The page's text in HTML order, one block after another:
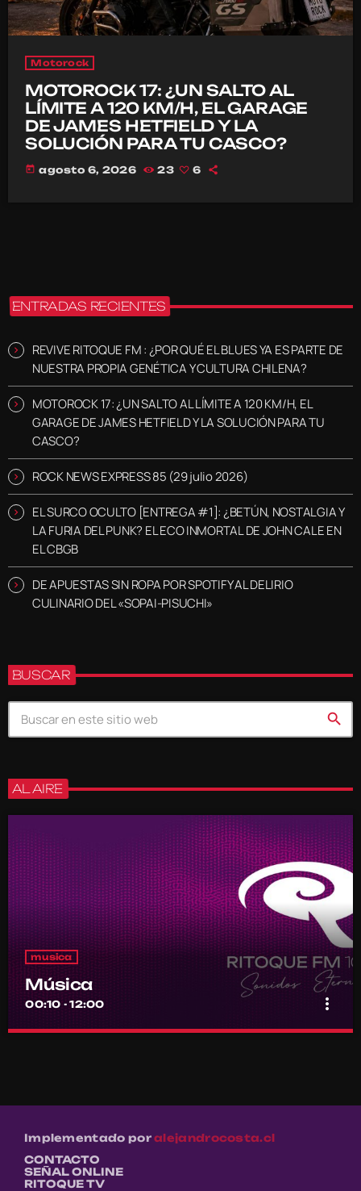
Motorock
MOTOROCK 17: ¿UN SALTO AL
LÍMITE A 120 KM/H, EL GARAGE
DE JAMES HETFIELD Y LA
SOLUCIÓN PARA TU CASCO?
today agosto 6, 2026 23 6
ENTRADAS RECIENTES
REVIVE RITOQUE FM : ¿POR QUÉ EL BLUES YA ES PARTE DE
NUESTRA PROPIA GENÉTICA Y CULTURA CHILENA?
MOTOROCK 17: ¿UN SALTO AL LÍMITE A 120 KM/H, EL
GARAGE DE JAMES HETFIELD Y LA SOLUCIÓN PARA TU
CASCO?
ROCK NEWS EXPRESS 85 (29 julio 2026)
EL SURCO OCULTO [ENTREGA #1]: ¿BETÚN, NOSTALGIA Y
LA FURIA DEL PUNK? EL ECO INMORTAL DE JOHN CALE EN
EL CBGB
DE APUESTAS SIN ROPA POR SPOTIFY AL DELIRIO
CULINARIO DEL «SOPAI-PISUCHI»
BUSCAR
search
AL AIRE
musica
Música
00:10 - 12:00 more_vert
Música
Implementado poralejandrocosta.cl
CONTACTO
SEÑAL ONLINE
RITOQUE TV